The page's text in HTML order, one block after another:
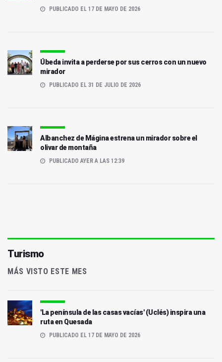
PUBLICADO EL 17 DE MAYO DE 2026
Úbeda invita a perderse por sus cerros con un nuevo
mirador
PUBLICADO EL 31 DE JULIO DE 2026
Albanchez de Mágina estrena un mirador sobre el
olivar de montaña
PUBLICADO AYER A LAS 12:39
Turismo
MÁS VISTO ESTE MES
'La península de las casas vacías' (Uclés) inspira una
ruta en Quesada
PUBLICADO EL 17 DE MAYO DE 2026